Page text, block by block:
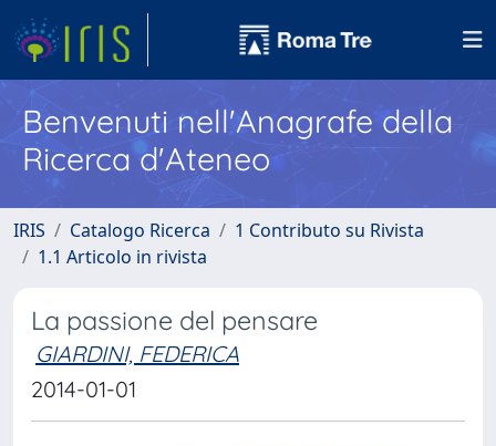
Benvenuti nell'Anagrafe della
Ricerca d'Ateneo
IRIS Catalogo Ricerca
1 Contributo su Rivista
1.1 Articolo in rivista
La passione del pensare
GIARDINI, FEDERICA
2014-01-01